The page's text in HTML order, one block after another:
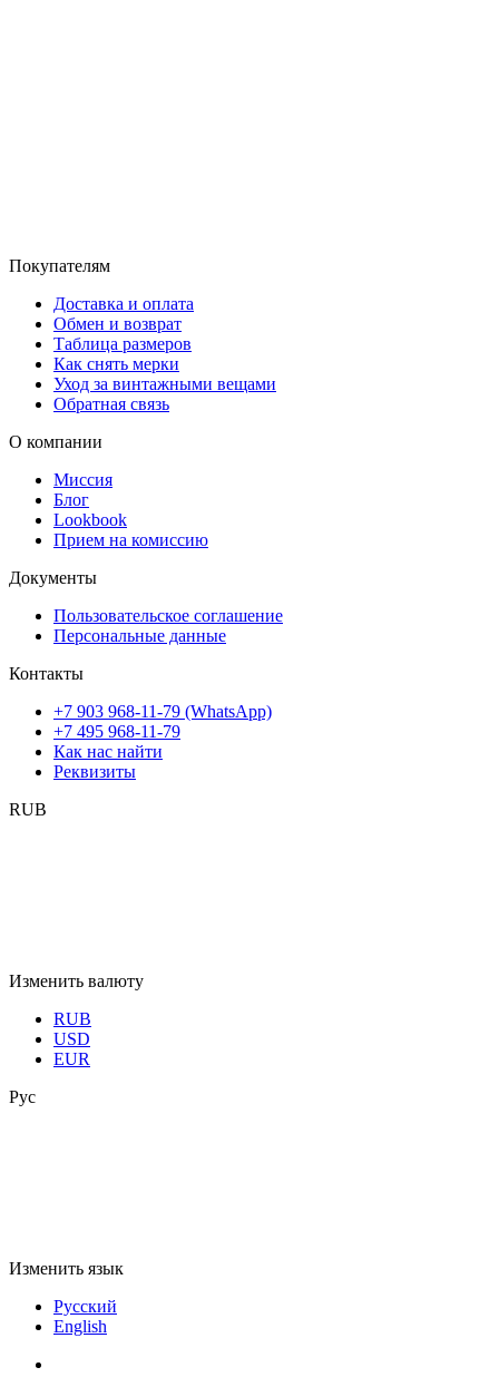
Покупателям
Доставка и оплата
Обмен и возврат
Таблица размеров
Как снять мерки
Уход за винтажными вещами
Обратная связь
О компании
Миссия
Блог
Lookbook
Прием на комиссию
Документы
Пользовательское соглашение
Персональные данные
Контакты
+7 903 968-11-79 (WhatsApp)
+7 495 968-11-79
Как нас найти
Реквизиты
RUB
Изменить валюту
RUB
USD
EUR
Рус
Изменить язык
Русский
English